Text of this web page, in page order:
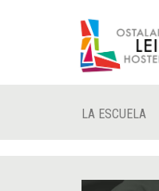
LA ESCUELA